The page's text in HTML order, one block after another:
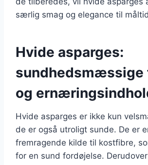
særlig smag og elegance til
Hvide asparges:
sundhedsmæssige
og
Hvide asparges er ikke kun
de er også utroligt sunde. De er
fremragende kilde til kostfibre,
for en sund fordøjelse.